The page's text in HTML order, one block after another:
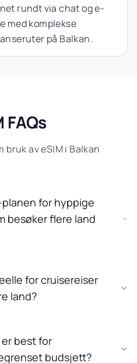
rundt via chat og e-
med komplekse
på Balkan.
FAQs
bruk av eSIM i Balkan
planen for hyppige
besøker flere land
for cruisereiser
land?
best for
budsjett?